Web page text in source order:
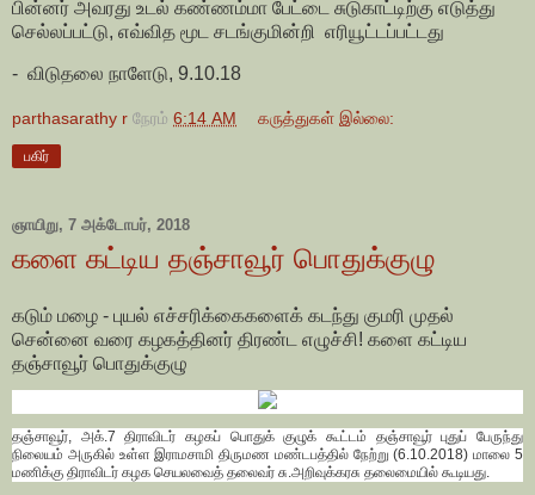
பின்னர் அவரது உடல் கண்ணம்மா பேட்டை சுடுகாட்டிற்கு எடுத்து
செல்லப்பட்டு, எவ்வித மூட சடங்குமின்றி எரியூட்டப்பட்டது
- விடுதலை நாளேடு, 9.10.18
parthasarathy r நேரம் 6:14 AM கருத்துகள் இல்லை:
பகிர்
ஞாயிறு, 7 அக்டோபர், 2018
களை கட்டிய தஞ்சாவூர் பொதுக்குழு
கடும் மழை - புயல் எச்சரிக்கைகளைக் கடந்து குமரி முதல்
சென்னை வரை கழகத்தினர் திரண்ட எழுச்சி! களை கட்டிய
தஞ்சாவூர் பொதுக்குழு
தஞ்சாவூர், அக்.7 திராவிடர் கழகப் பொதுக் குழுக் கூட்டம் தஞ்சாவூர் புதுப் பேருந்து
நிலையம் அருகில் உள்ள இராமசாமி திருமண மண்டபத்தில் நேற்று (6.10.2018) மாலை 5
மணிக்கு திராவிடர் கழக செயலவைத் தலைவர் சு.அறிவுக்கரசு தலைமையில் கூடியது.